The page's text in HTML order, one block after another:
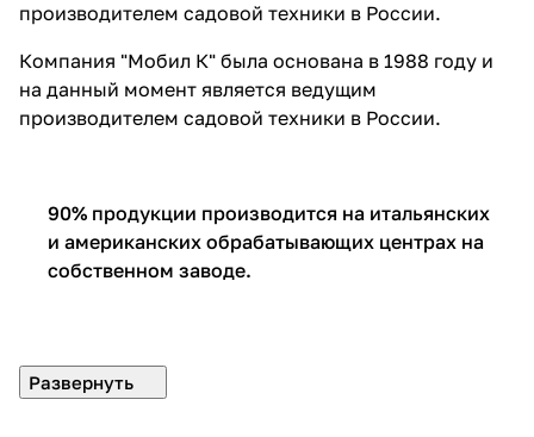
производителем садовой техники в России.
Компания "Мобил К" была основана в 1988 году и
на данный момент является ведущим
производителем садовой техники в России.
90% продукции производится на итальянских
и американских обрабатывающих центрах на
собственном заводе.